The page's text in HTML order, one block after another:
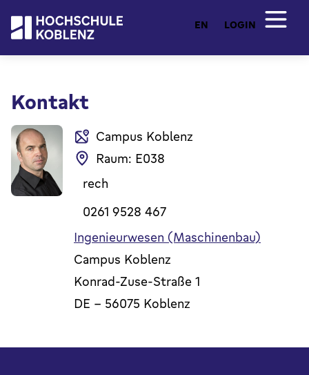
EN LOGIN
Kontakt
Campus Koblenz
Raum: E038
rech
0261 9528 467
Ingenieurwesen (Maschinenbau)
Campus Koblenz
Konrad-Zuse-Straße 1
DE - 56075 Koblenz